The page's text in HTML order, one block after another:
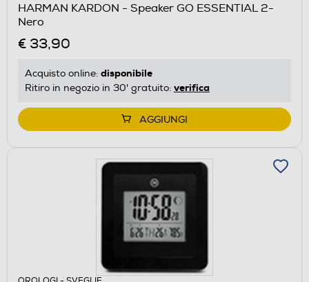
HARMAN KARDON - Speaker GO ESSENTIAL 2-
Nero
€ 33,90
Acquisto online: disponibile
Ritiro in negozio in 30' gratuito: verifica
AGGIUNGI